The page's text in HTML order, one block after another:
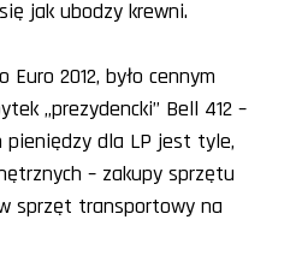
jak ubodzy krewni.
2012, było cennym
„prezydencki” Bell 412 –
pieniędzy dla LP jest tyle,
– zakupy sprzętu
sprzęt transportowy na